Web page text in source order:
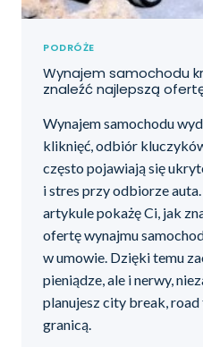
PODRÓŻE
Wynajem samochodu
znaleźć najlepszą
Wynajem samochodu
kliknięć, odbiór
często pojawiają się
i stres przy odbiorze
artykule pokażę Ci, jak
ofertę wynajmu
w umowie. Dzięki temu
pieniądze, ale i nerwy,
planujesz city break,
granicą.